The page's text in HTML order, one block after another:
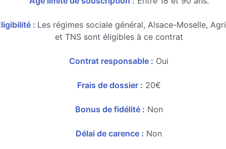
: Les régimes sociale général, Alsace-Moselle,
et TNS sont éligibles à ce contrat
Contrat responsable : Oui
Frais de dossier : 20€
Bonus de fidélité : Non
Délai de carence : Non